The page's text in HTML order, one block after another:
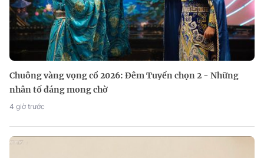
Chuông vàng vọng cổ 2026: Đêm Tuyển chọn 2 - Những
nhân tố đáng mong chờ
4 giờ trước